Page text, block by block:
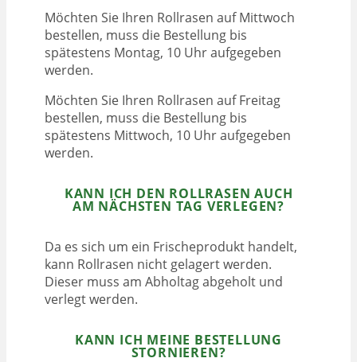
Möchten Sie Ihren Rollrasen auf Mittwoch
bestellen, muss die Bestellung bis
spätestens Montag, 10 Uhr aufgegeben
werden.
Möchten Sie Ihren Rollrasen auf Freitag
bestellen, muss die Bestellung bis
spätestens Mittwoch, 10 Uhr aufgegeben
werden.
KANN ICH DEN ROLLRASEN AUCH
AM NÄCHSTEN TAG VERLEGEN?
Da es sich um ein Frischeprodukt handelt,
kann Rollrasen nicht gelagert werden.
Dieser muss am Abholtag abgeholt und
verlegt werden.
KANN ICH MEINE BESTELLUNG
STORNIEREN?